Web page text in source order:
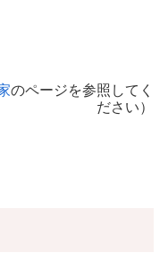
のページを参照してく
ださい）